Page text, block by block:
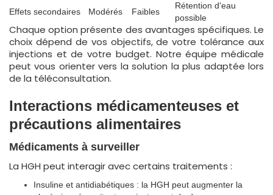
Effets secondaires
Modérés Faibles
Rétention d'eau
possible
Chaque option présente des avantages spécifiques. Le
choix dépend de vos objectifs, de votre tolérance aux
injections et de votre budget. Notre équipe médicale
peut vous orienter vers la solution la plus adaptée lors
de la téléconsultation.
Interactions médicamenteuses et
précautions alimentaires
Médicaments à surveiller
La HGH peut interagir avec certains traitements :
Insuline et antidiabétiques : la HGH peut augmenter la